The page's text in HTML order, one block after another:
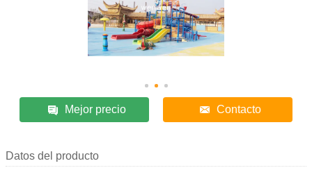
Mejor precio Contacto
Datos del producto